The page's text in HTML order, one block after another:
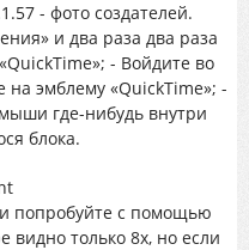
- фото создателей.
и два раза два раза
- Войдите во
на эмблему «QuickTime»; -
где-нибудь внутри
блока.
попробуйте с помощью
видно только 8х, но если